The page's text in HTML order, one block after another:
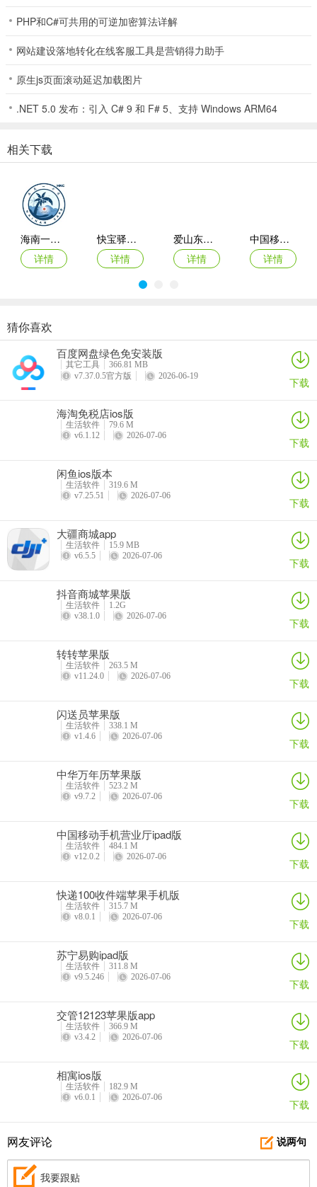
衣…
高品质男士时尚：夹克、毛衣、牛仔裤、衬衫、纽扣上衣、运动服、
包、背包…
电子产品：健身追踪器、相机、无人机、手机套、电池组、耳机、小
工具…
美容：刷子、护肤品、香水、唇膏、眼影、粉底……
鞋子：运动鞋，跑鞋，靴子，凉鞋，高跟鞋…
家居用品：厨房工具，炊具，刀具，时髦的家居装饰，灯，床单，家
具…
孩子们：衣服，玩具，学校用品，婴儿用品…
汽车：组织者，清洁工，电话充电器
更新日志
v24.25.14版本
为限龄产品增加了年龄验证
PHP和C#可共用的可逆加密算法详解
网站建设落地转化在线客服工具是营销得力助手
原生js页面滚动延迟加载图片
.NET 5.0 发布：引入 C# 9 和 F# 5、支持 Windows ARM64
相关下载
海南一卡通iOS
详情
快宝驿站苹果版
详情
爱山东苹果版
详情
中国移动福建app苹果版(八闽生活)
详情
爱抢购ios版
详情
拍机堂ios版
详情
百合生活ios版
麦当劳苹果手机版
猜你喜欢
百度网盘绿色免安装版
其它工具
366.81 MB
v7.37.0.5官方版
2026-06-19 下载
海淘免税店ios版
生活软件
79.6 M
v6.1.12
2026-07-06 下载
闲鱼ios版本
生活软件
319.6 M
v7.25.51
2026-07-06 下载
大疆商城app
生活软件
15.9 MB
v6.5.5
2026-07-06 下载
抖音商城苹果版
生活软件
1.2G
v38.1.0
2026-07-06 下载
转转苹果版
生活软件
263.5 M
v11.24.0
2026-07-06 下载
闪送员苹果版
生活软件
338.1 M
v1.4.6
2026-07-06 下载
中华万年历苹果版
生活软件
523.2 M
v9.7.2
2026-07-06 下载
中国移动手机营业厅ipad版
生活软件
484.1 M
v12.0.2
2026-07-06 下载
快递100收件端苹果手机版
生活软件
315.7 M
v8.0.1
2026-07-06 下载
苏宁易购ipad版
生活软件
311.8 M
v9.5.246
2026-07-06 下载
交管12123苹果版app
生活软件
366.9 M
v3.4.2
2026-07-06 下载
相寓ios版
生活软件
182.9 M
v6.0.1
2026-07-06 下载
说两句
网友评论
我要跟贴